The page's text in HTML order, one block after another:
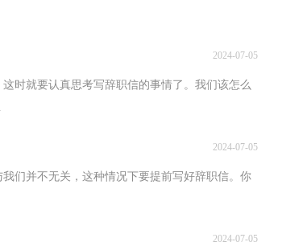
2024-07-05
时就要认真思考写辞职信的事情了。我们该怎么
2024-07-05
们并不无关，这种情况下要提前写好辞职信。你
2024-07-05